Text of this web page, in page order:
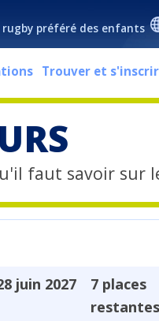
rugby préféré des enfants
Trouver et
faut savoir sur
juin 2027
7 places
restantes